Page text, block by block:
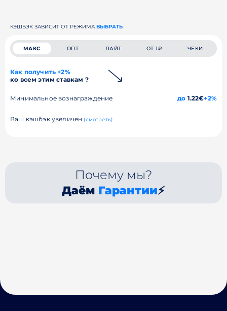
КЭШБЭК ЗАВИСИТ ОТ РЕЖИМА ВЫБРАТЬ
МАКС ОПТ ЛАЙТ ОТ 1₽ ЧЕКИ
Как получить +2%
ко всем этим ставкам ?
Минимальное вознаграждение до 1.22€+2%
Ваш кэшбэк увеличен (смотреть)
Почему мы?
Даём Гарантии⚡